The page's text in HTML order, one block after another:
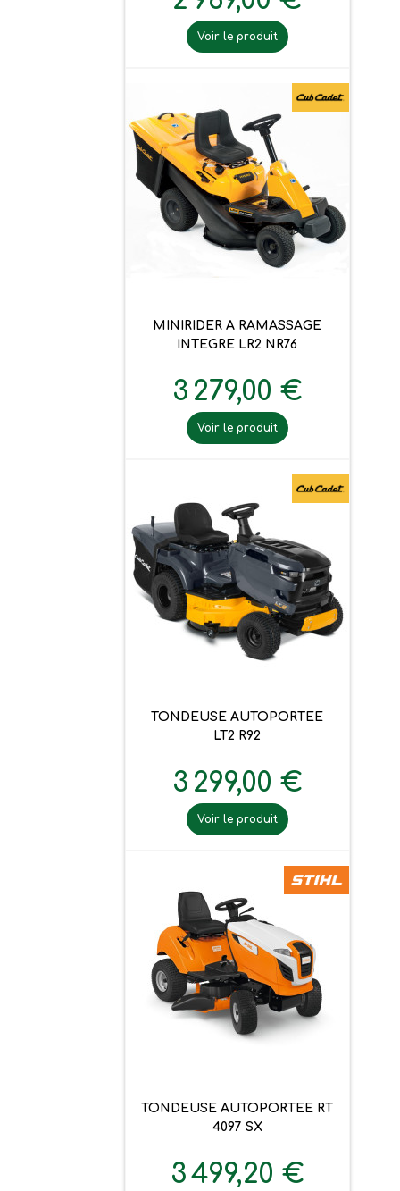
Voir le produit
MINIRIDER A RAMASSAGE
INTEGRE LR2 NR76
3 279,00 €
Voir le produit
TONDEUSE AUTOPORTEE
LT2 R92
3 299,00 €
Voir le produit
TONDEUSE AUTOPORTEE RT
4097 SX
3 499,20 €